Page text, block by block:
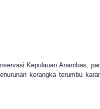
Kepulauan Anambas,
kerangka terumbu